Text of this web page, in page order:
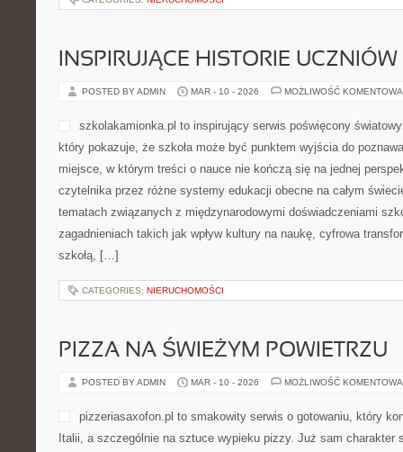
INSPIRUJĄCE HISTORIE
POSTED BY ADMIN MAR - 10 - 2026 MOŻLIWOŚĆ
szkolakamionka.pl to inspirujący serwis poświęcony
który pokazuje, że szkoła może być punktem wyjścia do
miejsce, w którym treści o nauce nie kończą się na jednej
czytelnika przez różne systemy edukacji obecne na całym
tematach związanych z międzynarodowymi doświadczeniami
zagadnieniach takich jak wpływ kultury na naukę, cyfrowa
szkołą, […]
CATEGORIES: NIERUCHOMOŚCI
PIZZA NA ŚWIEŻYM POWIETRZU
POSTED BY ADMIN MAR - 10 - 2026 MOŻLIWOŚĆ
pizzeriasaxofon.pl to smakowity serwis o gotowaniu, który
Italii, a szczególnie na sztuce wypieku pizzy. Już sam charakter